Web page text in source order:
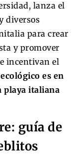
lanza el
diversos
para crear
y promover
incentivan el
es en
playa italiana
guía de